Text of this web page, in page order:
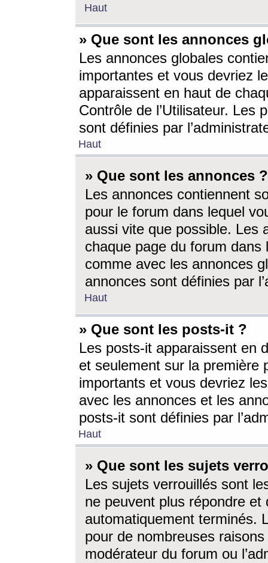
Haut
» Que sont les annonces
Les annonces globales
importantes et vous devriez
apparaissent en haut de
Contrôle de l’Utilisateur. Les
sont définies par
Haut
» Que sont les annonces ?
Les annonces contiennent
pour le forum dans lequel
aussi vite que possible. Les
chaque page du forum dans
comme avec les annonces
annonces sont définies par
Haut
» Que sont les posts-it ?
Les posts-it apparaissent en
et seulement sur la première
importants et vous devriez
avec les annonces et les
posts-it sont définies par
Haut
» Que sont les sujets
Les sujets verrouillés sont
ne peuvent plus répondre
automatiquement terminés.
pour de nombreuses
modérateur du forum ou